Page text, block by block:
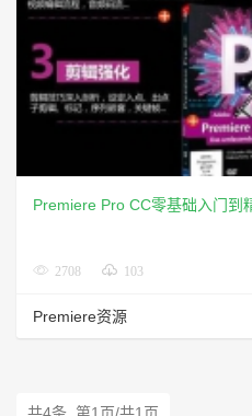
Premiere Pro CC零基础入门到
2708 103
Premiere资源
共4条 第1页/共1页